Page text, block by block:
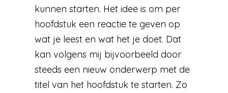
kunnen starten. Het idee is om per
hoofdstuk een reactie te geven op
wat je leest en wat het je doet. Dat
kan volgens mij bijvoorbeeld door
steeds een nieuw onderwerp met de
titel van het hoofdstuk te starten. Zo